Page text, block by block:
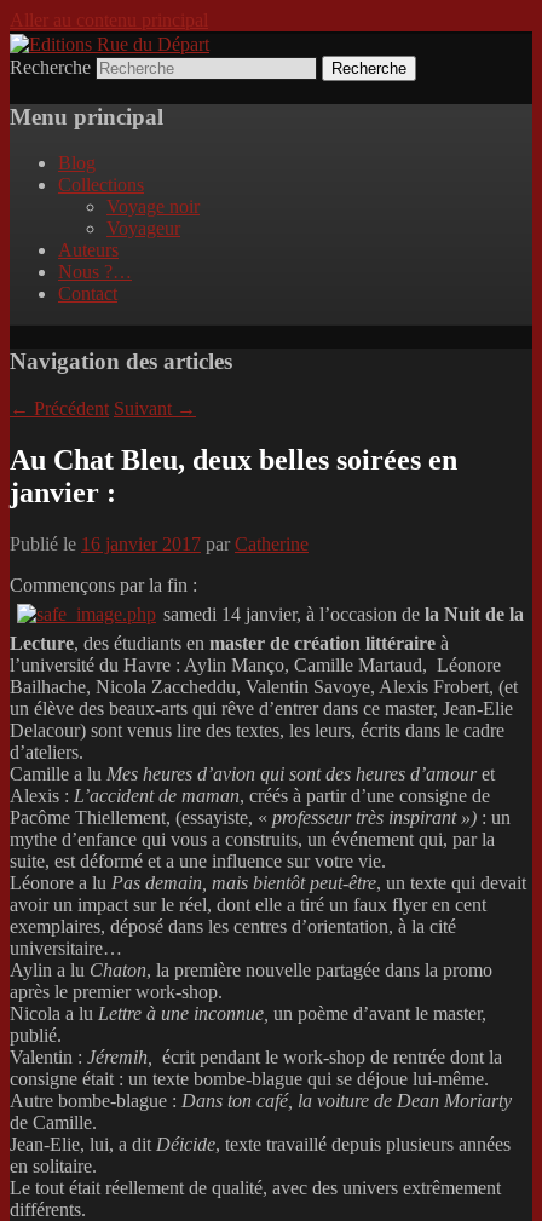
Aller au contenu principal
Editions Rue du Départ
Incitation au voyage, du roman noir au
poème.
Recherche
Menu principal
Blog
Collections
Voyage noir
Voyageur
Auteurs
Nous ?…
Contact
Navigation des articles
← Précédent Suivant →
Au Chat Bleu, deux belles soirées en
janvier :
Publié le 16 janvier 2017 par Catherine
Commençons par la fin :
samedi 14 janvier, à l’occasion de la Nuit de la
Lecture, des étudiants en master de création littéraire à
l’université du Havre : Aylin Manço, Camille Martaud, Léonore
Bailhache, Nicola Zaccheddu, Valentin Savoye, Alexis Frobert, (et
un élève des beaux-arts qui rêve d’entrer dans ce master, Jean-Elie
Delacour) sont venus lire des textes, les leurs, écrits dans le cadre
d’ateliers.
Camille a lu Mes heures d’avion qui sont des heures d’amouret
Alexis : L’accident de maman, créés à partir d’une consigne de
Pacôme Thiellement, (essayiste, « professeur très inspirant ») : un
mythe d’enfance qui vous a construits, un événement qui, par la
suite, est déformé et a une influence sur votre vie.
Léonore a lu Pas demain, mais bientôt peut-être, un texte qui devait
avoir un impact sur le réel, dont elle a tiré un faux flyer en cent
exemplaires, déposé dans les centres d’orientation, à la cité
universitaire…
Aylin a lu Chaton, la première nouvelle partagée dans la promo
après le premier work-shop.
Nicola a lu Lettre à une inconnue, un poème d’avant le master,
publié.
Valentin : Jéremih,
écrit pendant le work-shop de rentrée dont la
consigne était : un texte bombe-blague qui se déjoue lui-même.
Autre bombe-blague : Dans ton café, la voiture de Dean Moriarty
de Camille.
Jean-Elie, lui, a dit Déicide, texte travaillé depuis plusieurs années
en solitaire.
Le tout était réellement de qualité, avec des univers extrêmement
différents.